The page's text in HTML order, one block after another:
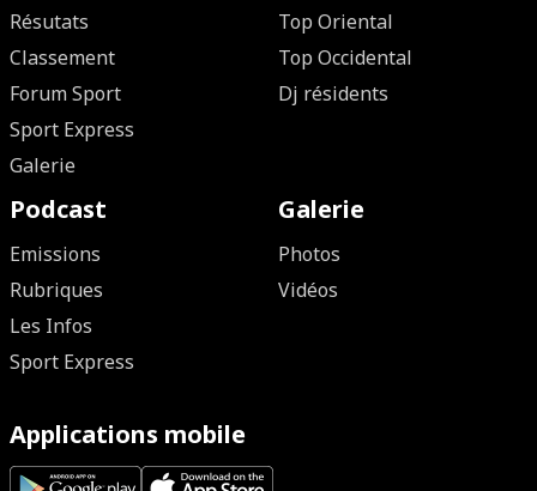
Résutats
Classement
Forum Sport
Sport Express
Galerie
Top Oriental
Top Occidental
Dj résidents
Podcast
Emissions
Rubriques
Les Infos
Sport Express
Galerie
Photos
Vidéos
Applications mobile